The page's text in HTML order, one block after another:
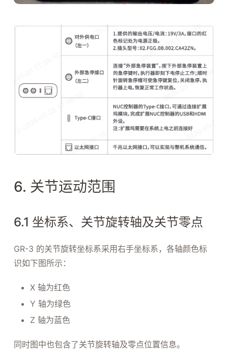
6. 关节运动范围
6.1 坐标系、关节旋转轴及关节零点
GR-3 的关节旋转坐标系采用右手坐标系，各轴颜色标
识如下图所示：
X 轴为红色
Y 轴为绿色
Z 轴为蓝色
同时图中也包含了关节旋转轴及零点位置信息。